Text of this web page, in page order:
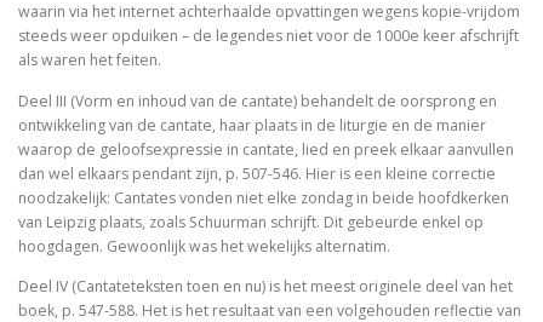
over identiteit
levensbeschouwelijke vakken.
God is een vluchteling. De terugkeer van het
De visie van Freinet
De kathedralenbouwers
waarin via het internet achterhaalde opvattingen wegens kopie-vrijdom
steeds weer opduiken – de legendes niet voor de 1000e keer afschrijft
als waren het feiten.
Deel III (Vorm en inhoud van de cantate) behandelt de oorsprong en
ontwikkeling van de cantate, haar plaats in de liturgie en de manier
waarop de geloofsexpressie in cantate, lied en preek elkaar aanvullen
dan wel elkaars pendant zijn, p. 507-546. Hier is een kleine correctie
noodzakelijk: Cantates vonden niet elke zondag in beide hoofdkerken
van Leipzig plaats, zoals Schuurman schrijft. Dit gebeurde enkel op
hoogdagen. Gewoonlijk was het wekelijks alternatim.
Deel IV (Cantateteksten toen en nu) is het meest originele deel van het
boek, p. 547-588. Het is het resultaat van een volgehouden reflectie van